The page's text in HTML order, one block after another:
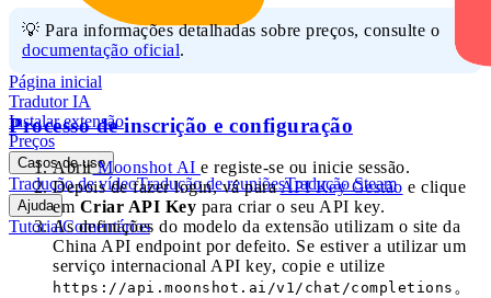
Página inicial
Tradutor IA
Instalar extensão
Preços
Casos de uso
Tradução de vídeoTradução de reuniõesTradução Steam
Ajuda
TutorialComentários
💡 Para informações detalhadas sobre preços, consulte o
documentação oficial.
Processo de inscrição e configuração
AbrirMoonshot AI e registe-se ou inicie sessão.
Depois de fazer login, vá paraAPI Key Gestão e clique
em Criar API Key para criar o seu API key.
As definições do modelo da extensão utilizam o site da
China API endpoint por defeito. Se estiver a utilizar um
serviço internacional API key, copie e utilize
https://api.moonshot.ai/v1/chat/completions 。